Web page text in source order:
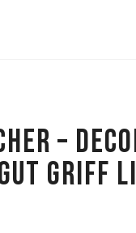
–
GRIFF